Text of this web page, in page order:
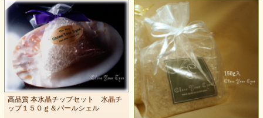
高品質 本水晶チップセット 水晶チ
ップ１５０ｇ＆パールシェル